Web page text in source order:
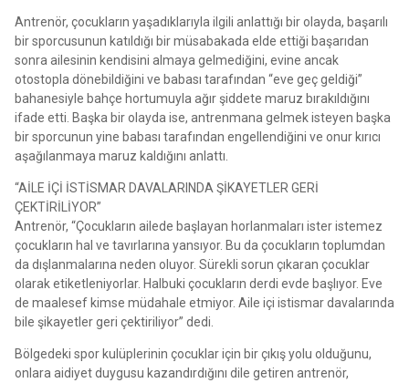
Antrenör, çocukların yaşadıklarıyla ilgili anlattığı bir olayda, başarılı
bir sporcusunun katıldığı bir müsabakada elde ettiği başarıdan
sonra ailesinin kendisini almaya gelmediğini, evine ancak
otostopla dönebildiğini ve babası tarafından “eve geç geldiği”
bahanesiyle bahçe hortumuyla ağır şiddete maruz bırakıldığını
ifade etti. Başka bir olayda ise, antrenmana gelmek isteyen başka
bir sporcunun yine babası tarafından engellendiğini ve onur kırıcı
aşağılanmaya maruz kaldığını anlattı.
“AİLE İÇİ İSTİSMAR DAVALARINDA ŞİKAYETLER GERİ
ÇEKTİRİLİYOR”
Antrenör, “Çocukların ailede başlayan horlanmaları ister istemez
çocukların hal ve tavırlarına yansıyor. Bu da çocukların toplumdan
da dışlanmalarına neden oluyor. Sürekli sorun çıkaran çocuklar
olarak etiketleniyorlar. Halbuki çocukların derdi evde başlıyor. Eve
de maalesef kimse müdahale etmiyor. Aile içi istismar davalarında
bile şikayetler geri çektiriliyor” dedi.
Bölgedeki spor kulüplerinin çocuklar için bir çıkış yolu olduğunu,
onlara aidiyet duygusu kazandırdığını dile getiren antrenör,